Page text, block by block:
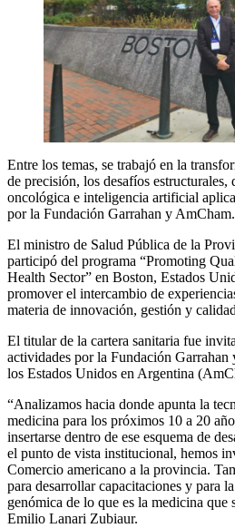
Entre los temas, se trabajó en la
de precisión, los desafíos estructurales,
oncológica e inteligencia artificial
por la Fundación Garrahan y AmCham.
El ministro de Salud Pública de la
participó del programa “Promoting
Health Sector” en Boston, Estados
promover el intercambio de
materia de innovación, gestión y
El titular de la cartera sanitaria fue
actividades por la Fundación Garrahan
los Estados Unidos en Argentina
“Analizamos hacia donde apunta la
medicina para los próximos 10 a 20
insertarse dentro de ese esquema de
el punto de vista institucional, hemos
Comercio americano a la provincia.
para desarrollar capacitaciones y para
genómica de lo que es la medicina
Emilio Lanari Zubiaur.